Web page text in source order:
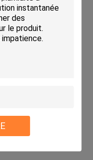
les teintureries avec une
et de blancheur.